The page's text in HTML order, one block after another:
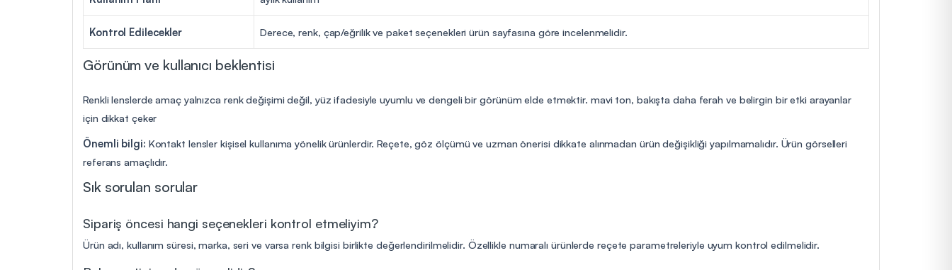
Kontrol Edilecekler Derece, renk, çap/eğrilik ve paket seçenekleri ürün sayfasına göre incelenmelidir.
Görünüm ve kullanıcı beklentisi
Renkli lenslerde amaç yalnızca renk değişimi değil, yüz ifadesiyle uyumlu ve dengeli bir görünüm elde etmektir. mavi ton, bakışta daha ferah ve belirgin bir etki arayanlar
için dikkat çeker
Önemli bilgi: Kontakt lensler kişisel kullanıma yönelik ürünlerdir. Reçete, göz ölçümü ve uzman önerisi dikkate alınmadan ürün değişikliği yapılmamalıdır. Ürün görselleri
referans amaçlıdır.
Sık sorulan sorular
Sipariş öncesi hangi seçenekleri kontrol etmeliyim?
Ürün adı, kullanım süresi, marka, seri ve varsa renk bilgisi birlikte değerlendirilmelidir. Özellikle numaralı ürünlerde reçete parametreleriyle uyum kontrol edilmelidir.